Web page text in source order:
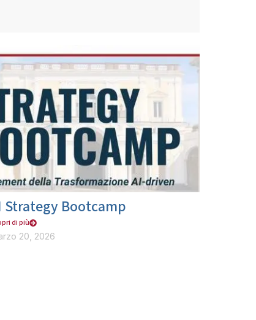
Strategy Bootcamp
di più
20, 2026